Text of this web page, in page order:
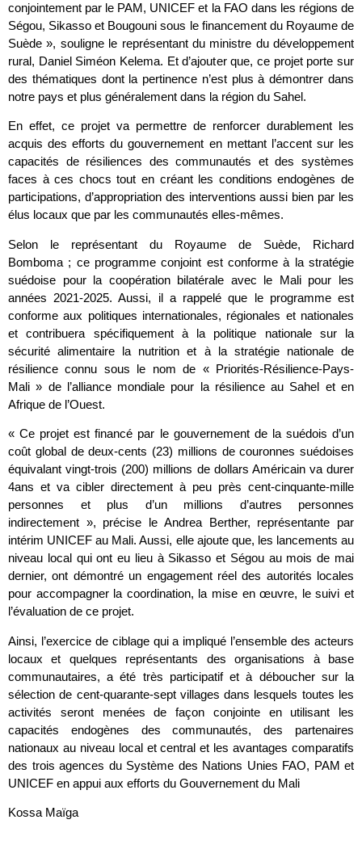
conjointement par le PAM, UNICEF et la FAO dans les régions de
Ségou, Sikasso et Bougouni sous le financement du Royaume de
Suède », souligne le représentant du ministre du développement
rural, Daniel Siméon Kelema. Et d’ajouter que, ce projet porte sur
des thématiques dont la pertinence n’est plus à démontrer dans
notre pays et plus généralement dans la région du Sahel.
En effet, ce projet va permettre de renforcer durablement les
acquis des efforts du gouvernement en mettant l’accent sur les
capacités de résiliences des communautés et des systèmes
faces à ces chocs tout en créant les conditions endogènes de
participations, d’appropriation des interventions aussi bien par les
élus locaux que par les communautés elles-mêmes.
Selon le représentant du Royaume de Suède, Richard
Bomboma ; ce programme conjoint est conforme à la stratégie
suédoise pour la coopération bilatérale avec le Mali pour les
années 2021-2025. Aussi, il a rappelé que le programme est
conforme aux politiques internationales, régionales et nationales
et contribuera spécifiquement à la politique nationale sur la
sécurité alimentaire la nutrition et à la stratégie nationale de
résilience connu sous le nom de « Priorités-Résilience-Pays-
Mali » de l’alliance mondiale pour la résilience au Sahel et en
Afrique de l’Ouest.
« Ce projet est financé par le gouvernement de la suédois d’un
coût global de deux-cents (23) millions de couronnes suédoises
équivalant vingt-trois (200) millions de dollars Américain va durer
4ans et va cibler directement à peu près cent-cinquante-mille
personnes et plus d’un millions d’autres personnes
indirectement », précise le Andrea Berther, représentante par
intérim UNICEF au Mali. Aussi, elle ajoute que, les lancements au
niveau local qui ont eu lieu à Sikasso et Ségou au mois de mai
dernier, ont démontré un engagement réel des autorités locales
pour accompagner la coordination, la mise en œuvre, le suivi et
l’évaluation de ce projet.
Ainsi, l’exercice de ciblage qui a impliqué l’ensemble des acteurs
locaux et quelques représentants des organisations à base
communautaires, a été très participatif et à déboucher sur la
sélection de cent-quarante-sept villages dans lesquels toutes les
activités seront menées de façon conjointe en utilisant les
capacités endogènes des communautés, des partenaires
nationaux au niveau local et central et les avantages comparatifs
des trois agences du Système des Nations Unies FAO, PAM et
UNICEF en appui aux efforts du Gouvernement du Mali
Kossa Maïga